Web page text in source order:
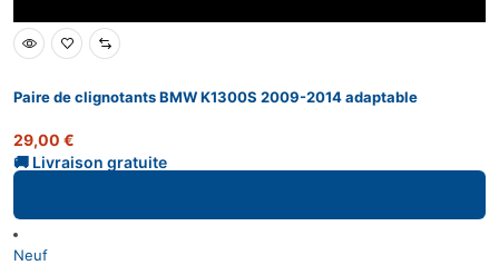
Paire de clignotants BMW K1300S 2009-2014 adaptable
29,00 €
Neuf